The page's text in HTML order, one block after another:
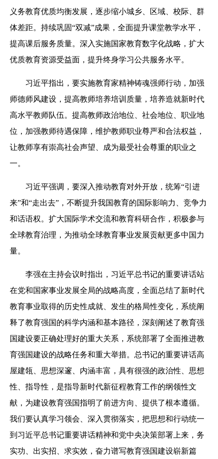
义务教育优质均衡发展，逐步缩小城乡、区域、校际、群
体差距。持续巩固“双减”成果，全面提升课堂教学水平，
提高课后服务质量。深入实施国家教育数字化战略，扩大
优质教育资源受益面，提升终身学习公共服务水平。
习近平指出，要实施教育家精神铸魂强师行动，加强
师德师风建设，提高教师培养培训质量，培养造就新时代
高水平教师队伍。提高教师政治地位、社会地位、职业地
位，加强教师待遇保障，维护教师职业尊严和合法权益，
让教师享有崇高社会声望、成为最受社会尊重的职业之
一。
习近平强调，要深入推动教育对外开放，统筹“引进
来”和“走出去”，不断提升我国教育的国际影响力、竞争力
和话语权。扩大国际学术交流和教育科研合作，积极参与
全球教育治理，为推动全球教育事业发展贡献更多中国力
量。
李强在主持会议时指出，习近平总书记的重要讲话站
在党和国家事业发展全局的战略高度，全面总结了新时代
教育事业取得的历史性成就、发生的格局性变化，系统阐
释了教育强国的科学内涵和基本路径，深刻阐述了教育强
国建设要正确处理好的重大关系，系统部署了全面推进教
育强国建设的战略任务和重大举措。总书记的重要讲话高
屋建瓴、思想深邃、内涵丰富，具有很强的政治性、思想
性、指导性，是指导新时代新征程教育工作的纲领性文
献，为建设教育强国指明了前进方向、提供了根本遵循。
我们要认真学习领会、深入贯彻落实，把思想和行动统一
到习近平总书记重要讲话精神和党中央决策部署上来，务
实功、出实招、求实效，奋力谱写教育强国建设崭新篇